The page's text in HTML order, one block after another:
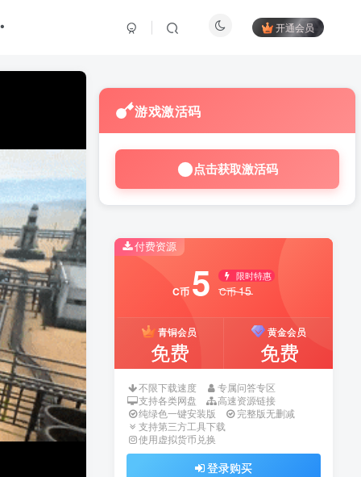
开通会员
游戏激活码
点击获取激活码
付费资源
C币 5 限时特惠
C币15
青铜会员
免费
黄金会员
免费
不限下载速度
专属问答专区
支持各类网盘
高速资源链接
纯绿色一键安装版
完整版无删减
支持第三方工具下载
使用虚拟货币兑换
登录购买